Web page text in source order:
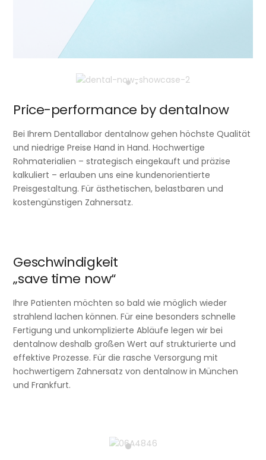
Price-performance by dentalnow
Bei Ihrem Dentallabor dentalnow gehen höchste Qualität
und niedrige Preise Hand in Hand. Hochwertige
Rohmaterialien – strategisch eingekauft und präzise
kalkuliert – erlauben uns eine kundenorientierte
Preisgestaltung. Für ästhetischen, belastbaren und
kostengünstigen Zahnersatz.
Geschwindigkeit
„save time now“
Ihre Patienten möchten so bald wie möglich wieder
strahlend lachen können. Für eine besonders schnelle
Fertigung und unkomplizierte Abläufe legen wir bei
dentalnow deshalb großen Wert auf strukturierte und
effektive Prozesse. Für die rasche Versorgung mit
hochwertigem Zahnersatz von dentalnow in München
und Frankfurt.